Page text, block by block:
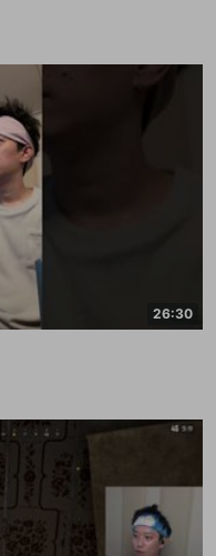
26:30